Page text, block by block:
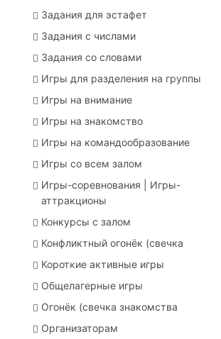
Задания для эстафет
Задания с числами
Задания со словами
Игры для разделения на группы
Игры на внимание
Игры на знакомство
Игры на командообразование
Игры со всем залом
Игры-соревнования | Игры-
аттракционы
Конкурсы с залом
Конфликтный огонёк (свечка
Короткие активные игры
Общелагерные игры
Огонёк (свечка знакомства
Организаторам